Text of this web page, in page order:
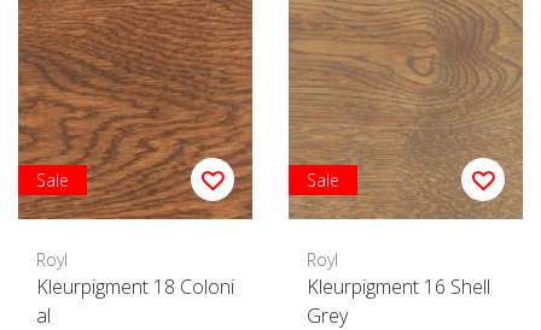
Sale
Royl
Kleurpigment 18 Coloni
al
Sale
Royl
Kleurpigment 16 Shell
Grey